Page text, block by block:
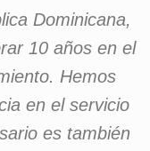
Dominicana,
10 años en el
Hemos
en el servicio
es también